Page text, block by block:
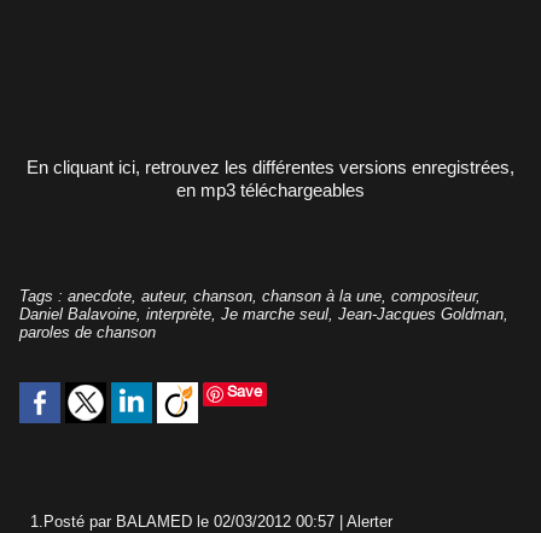
En cliquant ici, retrouvez les différentes versions enregistrées,
en mp3 téléchargeables
Tags : anecdote auteur, chanson chanson à la une compositeur,
Daniel Balavoine interprète Je marche seul Jean-Jacques Goldman
paroles de chanson
Save
1. Posté par BALAMED le 02/03/2012 00:57 Alerter